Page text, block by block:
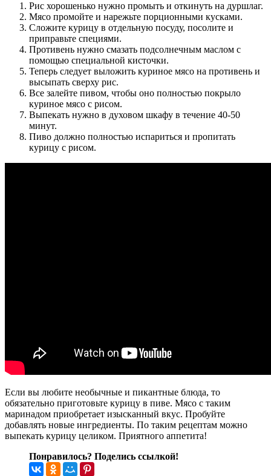
Рис хорошенько нужно промыть и откинуть на дуршлаг.
Мясо промойте и нарежьте порционными кусками.
Сложите курицу в отдельную посуду, посолите и
приправьте специями.
Противень нужно смазать подсолнечным маслом с
помощью специальной кисточки.
Теперь следует выложить куриное мясо на противень и
высыпать сверху рис.
Все залейте пивом, чтобы оно полностью покрыло
куриное мясо с рисом.
Выпекать нужно в духовом шкафу в течение 40-50
минут.
Пиво должно полностью испариться и пропитать
курицу с рисом.
Если вы любите необычные и пикантные блюда, то
обязательно приготовьте курицу в пиве. Мясо с таким
маринадом приобретает изысканный вкус. Пробуйте
добавлять новые ингредиенты. По таким рецептам можно
выпекать курицу целиком. Приятного аппетита!
Понравилось? Поделись ссылкой!